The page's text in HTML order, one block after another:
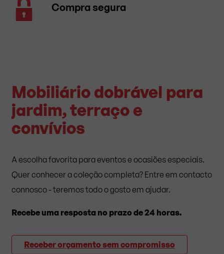
Compra segura
Mobiliário dobrável para
jardim, terraço e
convívios
A escolha favorita para eventos e ocasiões especiais.
Quer conhecer a coleção completa? Entre em contacto
connosco - teremos todo o gosto em ajudar.
Recebe uma resposta no prazo de 24 horas.
Receber orçamento sem compromisso